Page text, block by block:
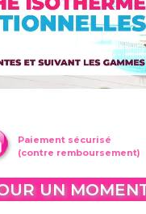
Paiement sécurisé
(contre remboursement)
UN